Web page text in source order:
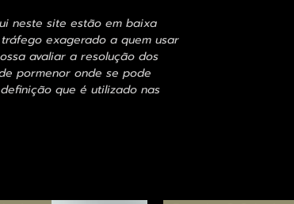
neste site estão em baixa
exagerado a quem usar
avaliar a resolução dos
pormenor onde se pode
que é utilizado nas